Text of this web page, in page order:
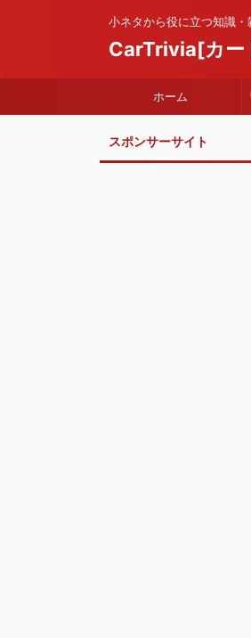
小ネタから役に立つ知識
CarTrivia[カー
ホーム
スポンサーサイト